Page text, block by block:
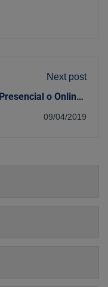
Next post
Presencial o Online?
perfecta per a tu!
09/04/2019